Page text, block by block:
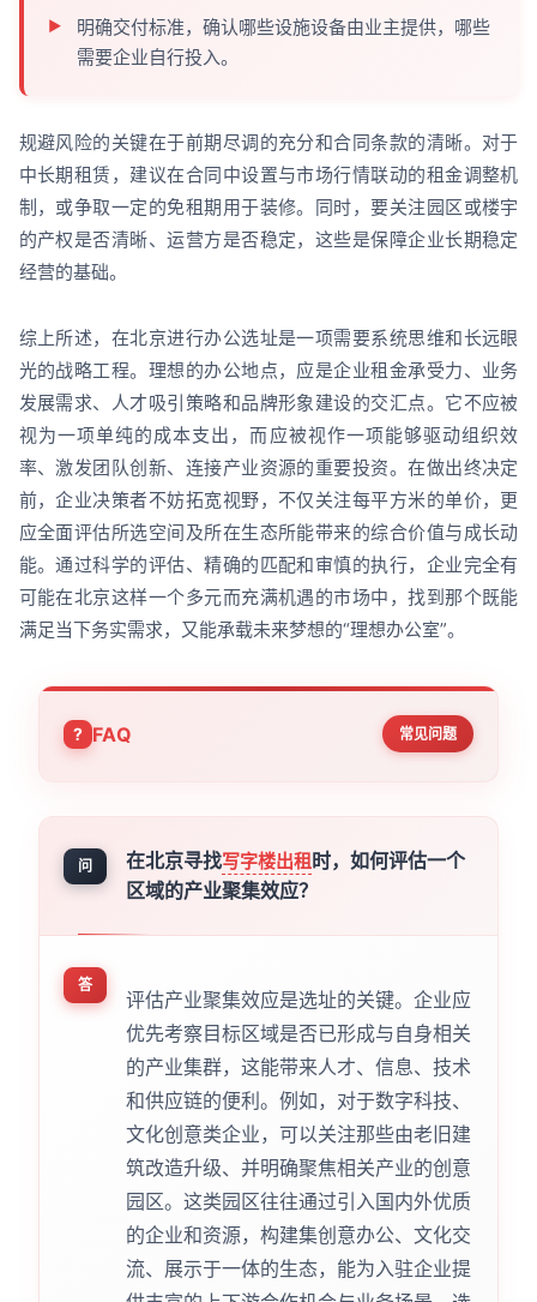
明确交付标准，确认哪些设施设备由业主提供，哪些
需要企业自行投入。
规避风险的关键在于前期尽调的充分和合同条款的清晰。对于
中长期租赁，建议在合同中设置与市场行情联动的租金调整机
制，或争取一定的免租期用于装修。同时，要关注园区或楼宇
的产权是否清晰、运营方是否稳定，这些是保障企业长期稳定
经营的基础。
综上所述，在北京进行办公选址是一项需要系统思维和长远眼
光的战略工程。理想的办公地点，应是企业租金承受力、业务
发展需求、人才吸引策略和品牌形象建设的交汇点。它不应被
视为一项单纯的成本支出，而应被视作一项能够驱动组织效
率、激发团队创新、连接产业资源的重要投资。在做出终决定
前，企业决策者不妨拓宽视野，不仅关注每平方米的单价，更
应全面评估所选空间及所在生态所能带来的综合价值与成长动
能。通过科学的评估、精确的匹配和审慎的执行，企业完全有
可能在北京这样一个多元而充满机遇的市场中，找到那个既能
满足当下务实需求，又能承载未来梦想的“理想办公室”。
FAQ 常见问题
问 在北京寻找写字楼出租时，如何评估一个
区域的产业聚集效应？
答
评估产业聚集效应是选址的关键。企业应
优先考察目标区域是否已形成与自身相关
的产业集群，这能带来人才、信息、技术
和供应链的便利。例如，对于数字科技、
文化创意类企业，可以关注那些由老旧建
筑改造升级、并明确聚焦相关产业的创意
园区。这类园区往往通过引入国内外优质
的企业和资源，构建集创意办公、文化交
流、展示于一体的生态，能为入驻企业提